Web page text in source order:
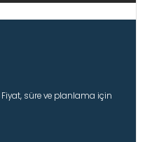
Fiyat, süre ve planlama için